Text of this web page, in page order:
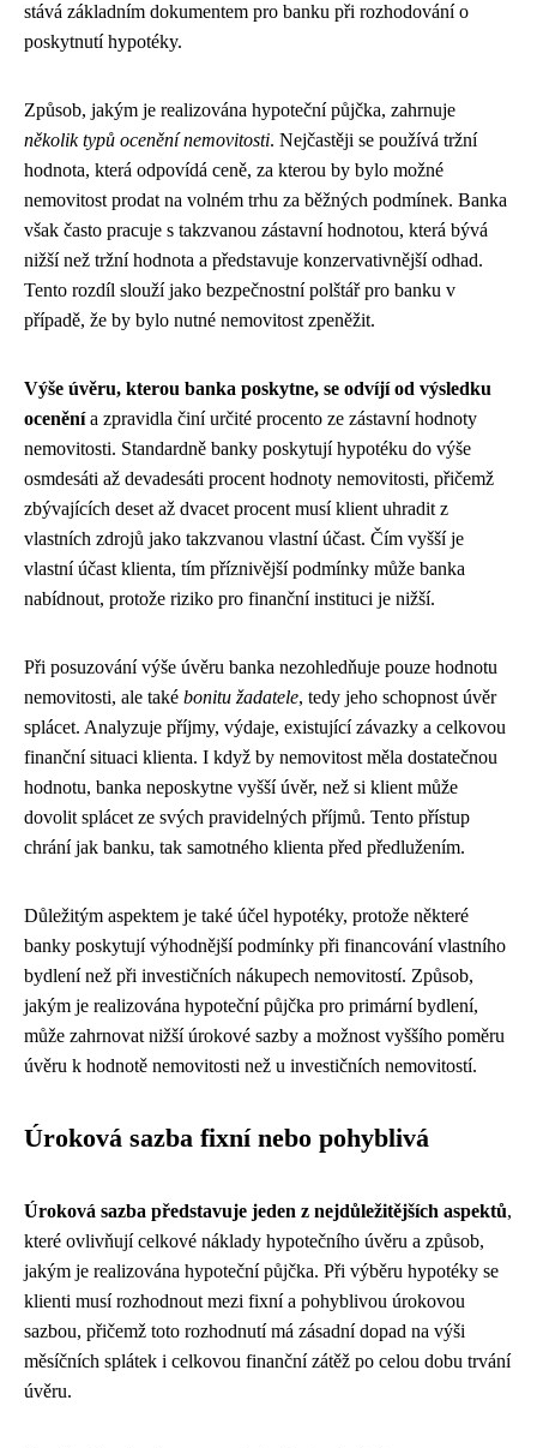
stává základním dokumentem pro banku při rozhodování o
poskytnutí hypotéky.
Způsob, jakým je realizována hypoteční půjčka, zahrnuje
několik typů ocenění nemovitosti. Nejčastěji se používá tržní
hodnota, která odpovídá ceně, za kterou by bylo možné
nemovitost prodat na volném trhu za běžných podmínek. Banka
však často pracuje s takzvanou zástavní hodnotou, která bývá
nižší než tržní hodnota a představuje konzervativnější odhad.
Tento rozdíl slouží jako bezpečnostní polštář pro banku v
případě, že by bylo nutné nemovitost zpeněžit.
Výše úvěru, kterou banka poskytne, se odvíjí od výsledku
oceněnía zpravidla činí určité procento ze zástavní hodnoty
nemovitosti. Standardně banky poskytují hypotéku do výše
osmdesáti až devadesáti procent hodnoty nemovitosti, přičemž
zbývajících deset až dvacet procent musí klient uhradit z
vlastních zdrojů jako takzvanou vlastní účast. Čím vyšší je
vlastní účast klienta, tím příznivější podmínky může banka
nabídnout, protože riziko pro finanční instituci je nižší.
Při posuzování výše úvěru banka nezohledňuje pouze hodnotu
nemovitosti, ale také bonitu žadatele, tedy jeho schopnost úvěr
splácet. Analyzuje příjmy, výdaje, existující závazky a celkovou
finanční situaci klienta. I když by nemovitost měla dostatečnou
hodnotu, banka neposkytne vyšší úvěr, než si klient může
dovolit splácet ze svých pravidelných příjmů. Tento přístup
chrání jak banku, tak samotného klienta před předlužením.
Důležitým aspektem je také účel hypotéky, protože některé
banky poskytují výhodnější podmínky při financování vlastního
bydlení než při investičních nákupech nemovitostí. Způsob,
jakým je realizována hypoteční půjčka pro primární bydlení,
může zahrnovat nižší úrokové sazby a možnost vyššího poměru
úvěru k hodnotě nemovitosti než u investičních nemovitostí.
Úroková sazba fixní nebo pohyblivá
Úroková sazba představuje jeden z nejdůležitějších aspektů,
které ovlivňují celkové náklady hypotečního úvěru a způsob,
jakým je realizována hypoteční půjčka. Při výběru hypotéky se
klienti musí rozhodnout mezi fixní a pohyblivou úrokovou
sazbou, přičemž toto rozhodnutí má zásadní dopad na výši
měsíčních splátek i celkovou finanční zátěž po celou dobu trvání
úvěru.